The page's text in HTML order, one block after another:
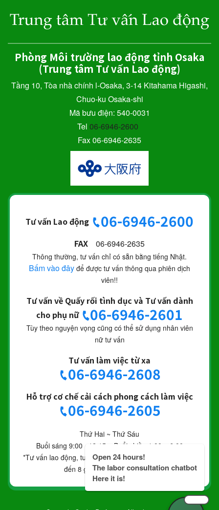
Phòng Môi trường lao động tỉnh Osaka
(Trung tâm Tư vấn Lao động)
Tầng 10, Tòa nhà chính l-Osaka, 3-14 Kitahama Higashi,
Chuo-ku Osaka-shi
Mã bưu điện: 540-0031
Tel 06-6946-2600
Fax 06-6946-2635
Tư vấn Lao động 06-6946-2600
FAX 06-6946-2635
Thông thường, tư vấn chỉ có sẵn bằng tiếng Nhật.
Bấm vào đây để được tư vấn thông qua phiên dịch
viên!!
Tư vấn về Quấy rối tình dục và Tư vấn dành
cho phụ nữ
06-6946-2601
Tùy theo nguyện vọng cũng có thể sử dụng nhân viên
nữ tư vấn
Tư vấn làm việc từ xa
06-6946-2608
Hỗ trợ cơ chế cải cách phong cách làm việc
06-6946-2605
Thứ Hai ~ Thứ Sáu
Buổi sáng 9:00 ~12:15 – Buổi chiều 1:00 ~ 6:00
*Tư vấn lao động, tư vấn phụ nữ và quấy rối tình dục thì
đến 8 giờ tối thứ 5 hàng tuần.
Open 24 hours!
The labor consultation chatbot